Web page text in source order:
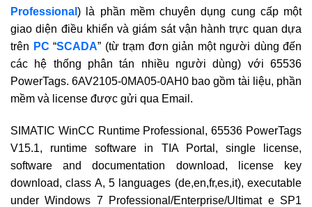
Professional ) là phần mềm chuyên dụng cung cấp một
giao diện điều khiển và giám sát vận hành trực quan dựa
trên PC “SCADA” (từ trạm đơn giản một người dùng đến
các hệ thống phân tán nhiều người dùng) với 65536
PowerTags. 6AV2105-0MA05-0AH0 bao gồm tài liệu, phần
mềm và license được gửi qua Email.
SIMATIC WinCC Runtime Professional, 65536 PowerTags
V15.1, runtime software in TIA Portal, single license,
software and documentation download, license key
download, class A, 5 languages (de,en,fr,es,it), executable
under Windows 7 Professional/Enterprise/Ultimat e SP1